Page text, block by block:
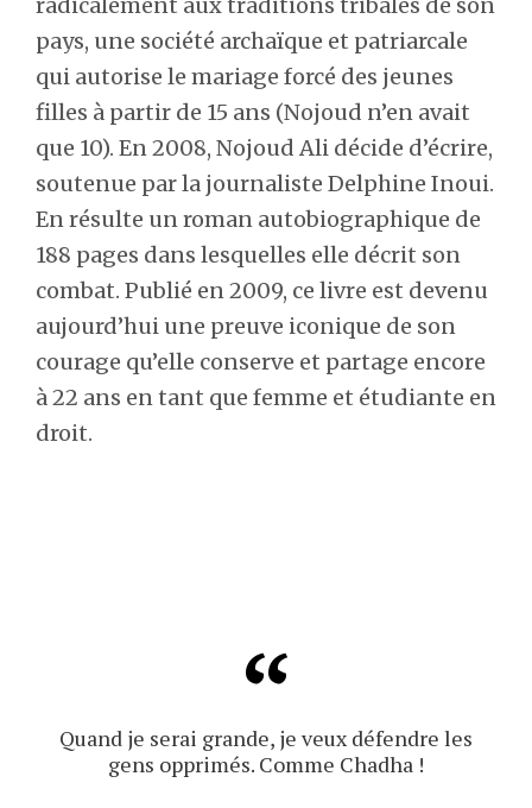
pays, une société archaïque et patriarcale
qui autorise le mariage forcé des jeunes
filles à partir de 15 ans (Nojoud n’en avait
que 10). En 2008, Nojoud Ali décide d’écrire,
soutenue par la journaliste Delphine Inoui.
En résulte un roman autobiographique de
188 pages dans lesquelles elle décrit son
combat. Publié en 2009, ce livre est devenu
aujourd’hui une preuve iconique de son
courage qu’elle conserve et partage encore
à 22 ans en tant que femme et étudiante en
droit.
Quand je serai grande, je veux défendre les
gens opprimés. Comme Chadha !